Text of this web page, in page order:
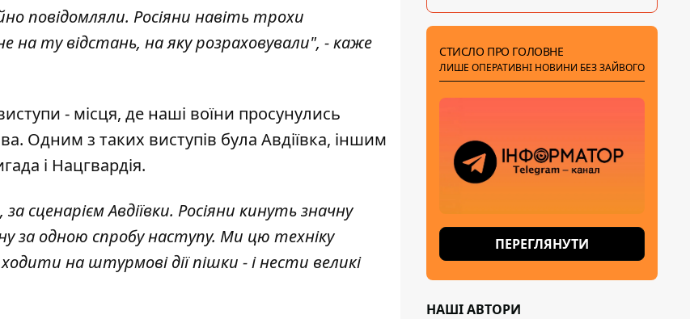
повідомляли. Росіяни навіть трохи
на ту відстань, на яку розраховували", - каже
- місця, де наші воїни просунулись
Одним з таких виступів була Авдіївка, іншим
і Нацгвардія.
сценарієм Авдіївки. Росіяни кинуть значну
за одною спробу наступу. Ми цю техніку
на штурмові дії пішки - і нести великі
СТИСЛО ПРО ГОЛОВНЕ
ЛИШЕ ОПЕРАТИВНІ НОВИНИ БЕЗ ЗАЙВОГО
ПЕРЕГЛЯНУТИ
НАШІ АВТОРИ